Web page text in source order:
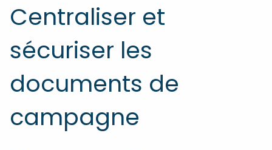
Centraliser et
sécuriser les
documents de
campagne